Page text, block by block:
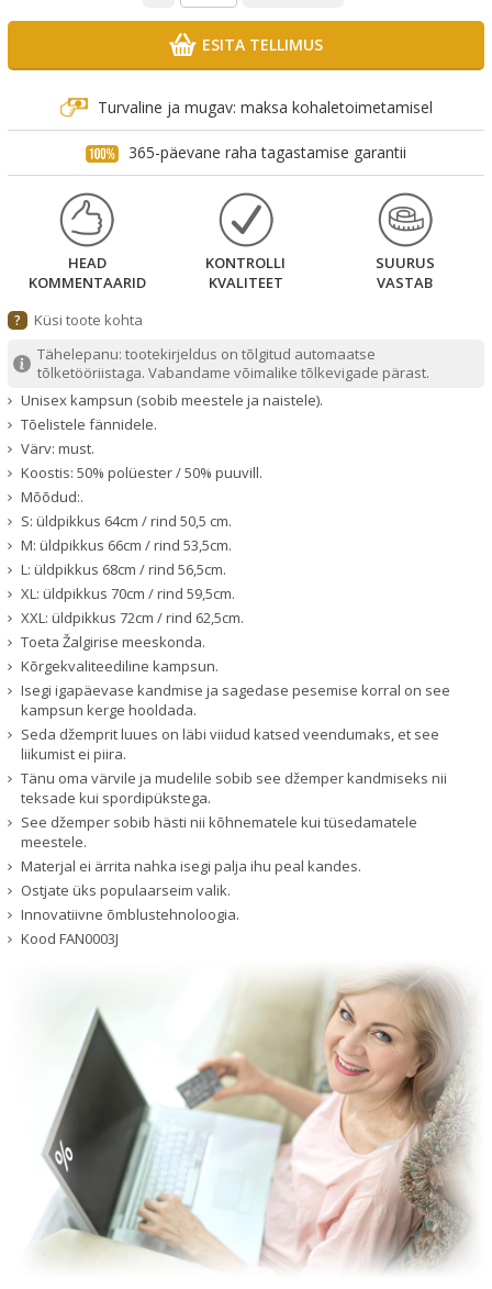
ESITA TELLIMUS
Turvaline ja mugav: maksa kohaletoimetamisel
365-päevane raha tagastamise garantii
HEAD
KOMMENTAARID
KONTROLLI
KVALITEET
SUURUS
VASTAB
?
Küsi toote kohta
Tähelepanu: tootekirjeldus on tõlgitud automaatse
tõlketööriistaga. Vabandame võimalike tõlkevigade pärast.
Unisex kampsun (sobib meestele ja naistele).
Tõelistele fännidele.
Värv: must.
Koostis: 50% polüester / 50% puuvill.
Mõõdud:.
S: üldpikkus 64cm / rind 50,5 cm.
M: üldpikkus 66cm / rind 53,5cm.
L: üldpikkus 68cm / rind 56,5cm.
XL: üldpikkus 70cm / rind 59,5cm.
XXL: üldpikkus 72cm / rind 62,5cm.
Toeta Žalgirise meeskonda.
Kõrgekvaliteediline kampsun.
Isegi igapäevase kandmise ja sagedase pesemise korral on see
kampsun kerge hooldada.
Seda džemprit luues on läbi viidud katsed veendumaks, et see
liikumist ei piira.
Tänu oma värvile ja mudelile sobib see džemper kandmiseks nii
teksade kui spordipükstega.
See džemper sobib hästi nii kõhnematele kui tüsedamatele
meestele.
Materjal ei ärrita nahka isegi palja ihu peal kandes.
Ostjate üks populaarseim valik.
Innovatiivne õmblustehnoloogia.
Kood FAN0003J